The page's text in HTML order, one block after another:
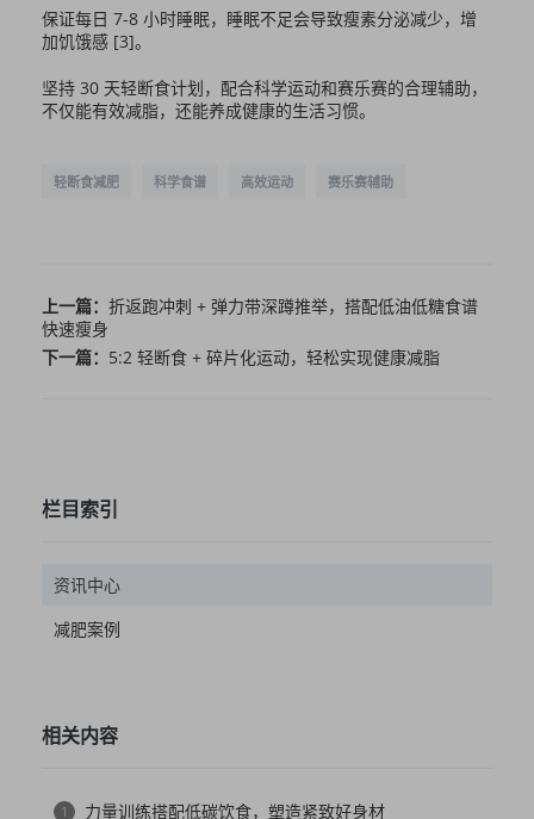
保证每日 7-8 小时睡眠，睡眠不足会导致瘦素分泌减少，增
加饥饿感 [3]。
坚持 30 天轻断食计划，配合科学运动和赛乐赛的合理辅助，
不仅能有效减脂，还能养成健康的生活习惯。
轻断食减肥 科学食谱 高效运动 赛乐赛辅助
上一篇： 折返跑冲刺 + 弹力带深蹲推举，搭配低油低糖食谱
快速瘦身
下一篇： 5:2 轻断食 + 碎片化运动，轻松实现健康减脂
栏目索引
资讯中心
减肥案例
相关内容
1 力量训练搭配低碳饮食，塑造紧致好身材